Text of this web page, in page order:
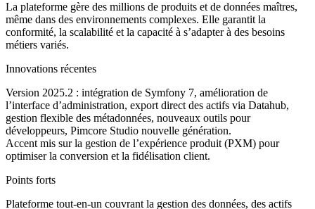
La plateforme gère des millions de produits et de données maîtres,
même dans des environnements complexes. Elle garantit la
conformité, la scalabilité et la capacité à s’adapter à des besoins
métiers variés.
Innovations récentes
Version 2025.2 : intégration de Symfony 7, amélioration de
l’interface d’administration, export direct des actifs via Datahub,
gestion flexible des métadonnées, nouveaux outils pour
développeurs, Pimcore Studio nouvelle génération.
Accent mis sur la gestion de l’expérience produit (PXM) pour
optimiser la conversion et la fidélisation client.
Points forts
Plateforme tout-en-un couvrant la gestion des données, des actifs